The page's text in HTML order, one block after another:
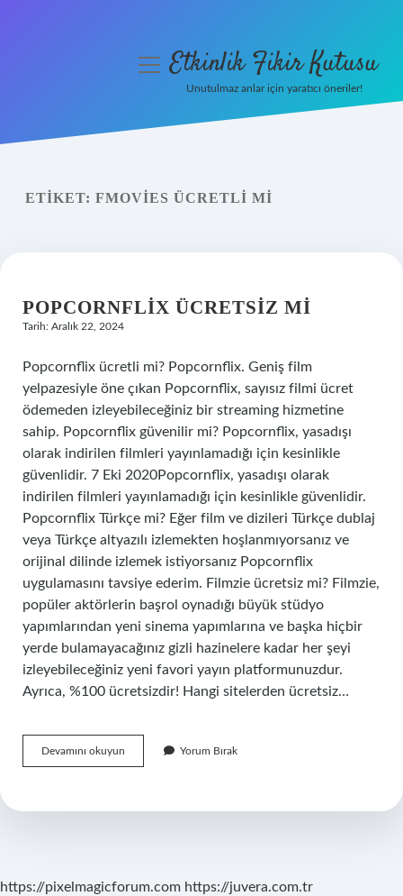
Yasal Uyarı
menüyüEtkinlik Fikir Kutusu
Unutulmaz anlar için yaratıcı öneriler!
ETIKET: FMOVIES ÜCRETLI MI
POPCORNFLIX ÜCRETSIZ MI
Tarih: Aralık 22, 2024
Popcornflix ücretli mi? Popcornflix. Geniş film
yelpazesiyle öne çıkan Popcornflix, sayısız filmi ücret
ödemeden izleyebileceğiniz bir streaming hizmetine
sahip. Popcornflix güvenilir mi? Popcornflix, yasadışı
olarak indirilen filmleri yayınlamadığı için kesinlikle
güvenlidir. 7 Eki 2020Popcornflix, yasadışı olarak
indirilen filmleri yayınlamadığı için kesinlikle güvenlidir.
Popcornflix Türkçe mi? Eğer film ve dizileri Türkçe dublaj
veya Türkçe altyazılı izlemekten hoşlanmıyorsanız ve
orijinal dilinde izlemek istiyorsanız Popcornflix
uygulamasını tavsiye ederim. Filmzie ücretsiz mi? Filmzie,
popüler aktörlerin başrol oynadığı büyük stüdyo
yapımlarından yeni sinema yapımlarına ve başka hiçbir
yerde bulamayacağınız gizli hazinelere kadar her şeyi
izleyebileceğiniz yeni favori yayın platformunuzdur.
Ayrıca, %100 ücretsizdir! Hangi sitelerden ücretsiz…
Devamını okuyun Popcornflix
Ücretsiz
Yorum Bırak
https://pixelmagicforum.com https://juvera.com.tr